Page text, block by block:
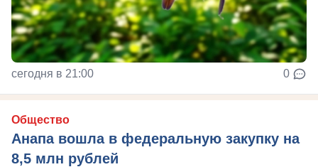
сегодня в 21:00 0
Общество
Анапа вошла в федеральную закупку на
8,5 млн рублей